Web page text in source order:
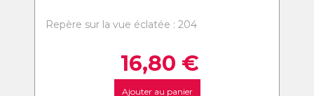
Repère sur la vue éclatée : 204
16,80 €
Ajouter au panier